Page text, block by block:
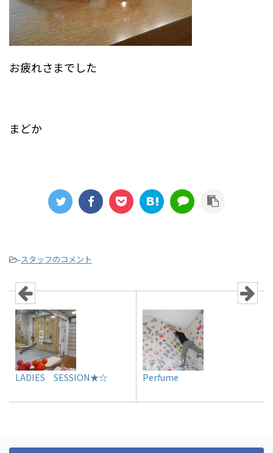
お疲れさまでした
まどか
-スタッフのコメント
LADIES SESSION★☆ Perfume